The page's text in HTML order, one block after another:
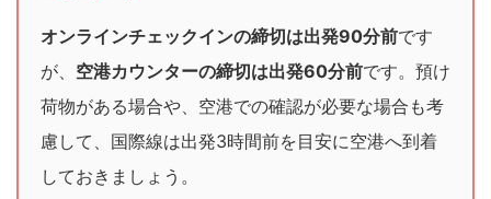
オンラインチェックインの締切は出発90分前です
が、 空港カウンターの締切は出発60分前です。預け
荷物がある場合や、空港での確認が必要な場合も考
慮して、国際線は出発3時間前を目安に空港へ到着
しておきましょう。